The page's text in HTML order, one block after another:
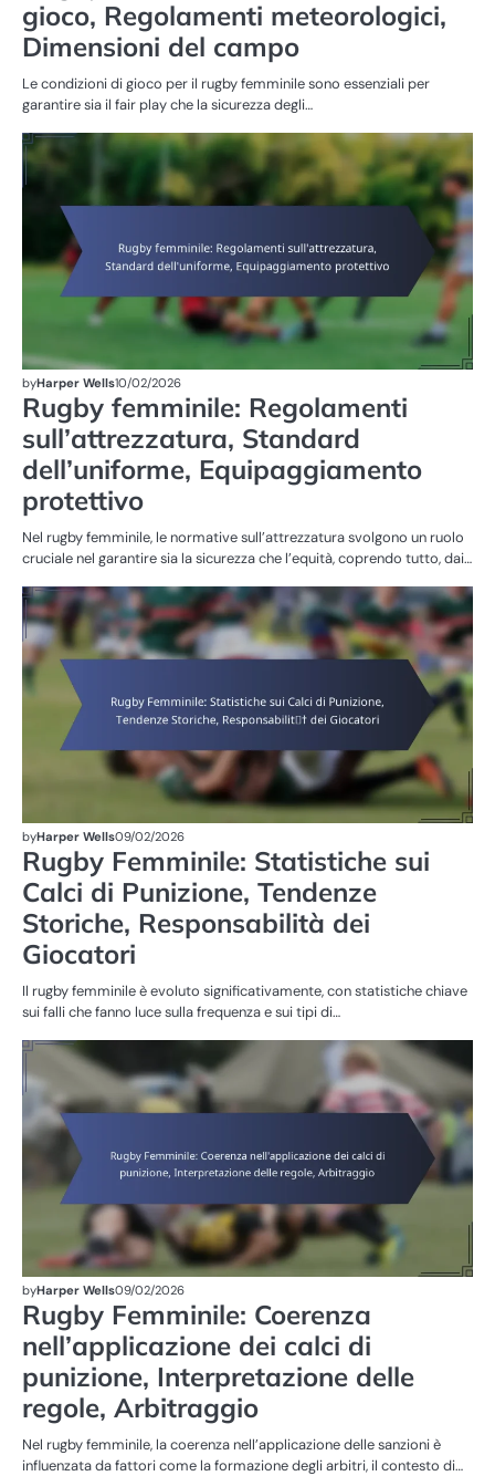
gioco, Regolamenti meteorologici,
Dimensioni del campo
Le condizioni di gioco per il rugby femminile sono essenziali per
garantire sia il fair play che la sicurezza degli…
byHarper Wells10/02/2026
Rugby femminile: Regolamenti
sull’attrezzatura, Standard
dell’uniforme, Equipaggiamento
protettivo
Nel rugby femminile, le normative sull’attrezzatura svolgono un ruolo
cruciale nel garantire sia la sicurezza che l’equità, coprendo tutto, dai…
byHarper Wells09/02/2026
Rugby Femminile: Statistiche sui
Calci di Punizione, Tendenze
Storiche, Responsabilità dei
Giocatori
Il rugby femminile è evoluto significativamente, con statistiche chiave
sui falli che fanno luce sulla frequenza e sui tipi di…
byHarper Wells09/02/2026
Rugby Femminile: Coerenza
nell’applicazione dei calci di
punizione, Interpretazione delle
regole, Arbitraggio
Nel rugby femminile, la coerenza nell’applicazione delle sanzioni è
influenzata da fattori come la formazione degli arbitri, il contesto di…